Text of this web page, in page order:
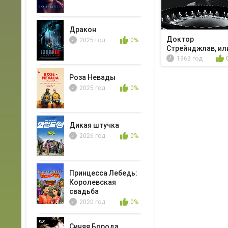
Дракон
2025 год 0%
Роза Невады
2025 год 0%
Дикая штучка
2026 год 0%
Принцесса Лебедь:
Королевская
свадьба
2020 год 0%
Доктор
Стрейнджлав,
Как я научилс...
1963 год